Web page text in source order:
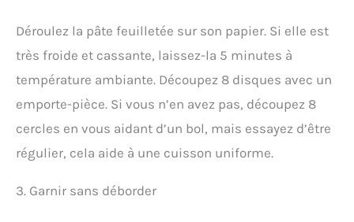
Déroulez la pâte feuilletée sur son papier. Si elle est
très froide et cassante, laissez-la 5 minutes à
température ambiante. Découpez 8 disques avec un
emporte-pièce. Si vous n’en avez pas, découpez 8
cercles en vous aidant d’un bol, mais essayez d’être
régulier, cela aide à une cuisson uniforme.
3. Garnir sans déborder